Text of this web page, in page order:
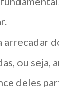
arrecadar
ou seja,
deles